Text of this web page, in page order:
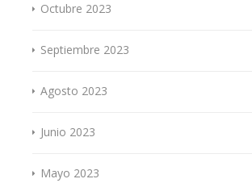
Octubre 2023
Septiembre 2023
Agosto 2023
Junio 2023
Mayo 2023